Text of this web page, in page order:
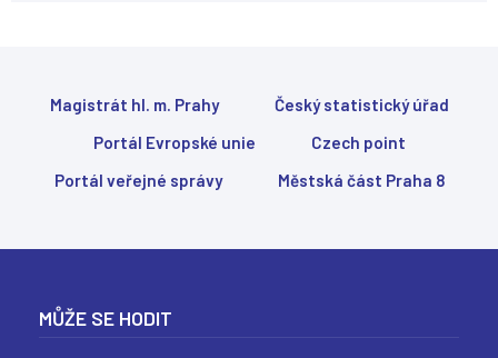
Magistrát hl. m. Prahy
Český statistický úřad
Portál Evropské unie
Czech point
Portál veřejné správy
Městská část Praha 8
MŮŽE SE HODIT